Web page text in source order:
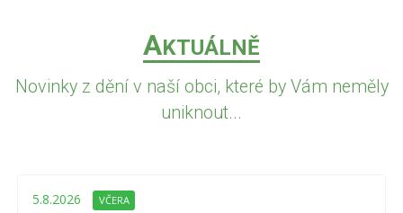
AKTUÁLNĚ
Novinky z dění v naší obci, které by Vám neměly
uniknout...
5.8.2026 VČERA